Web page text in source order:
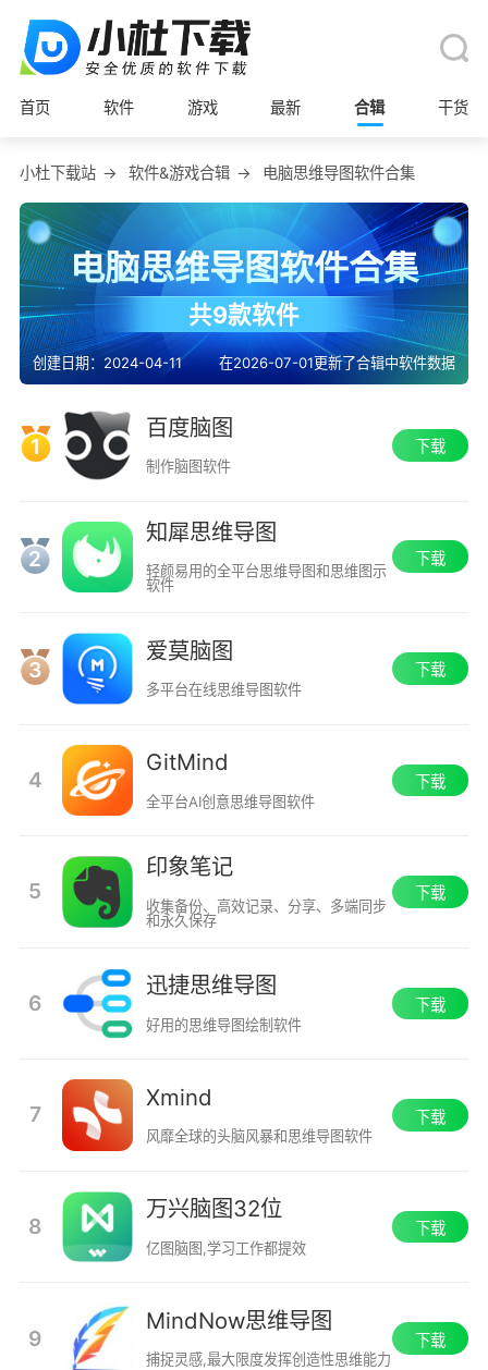
首页 软件 游戏 最新 合辑 干货
小杜下载站 → 软件&游戏合辑 → 电脑思维导图软件合集
电脑思维导图软件合集
共9款软件
创建日期：2024-04-11 在2026-07-01更新了合辑中软件数据
1
百度脑图
制作脑图软件
下载
2
知犀思维导图
轻颜易用的全平台思维导图和思维图示
软件
下载
3
爱莫脑图
多平台在线思维导图软件
下载
4
GitMind
全平台AI创意思维导图软件
下载
5
印象笔记
收集备份、高效记录、分享、多端同步
和永久保存
下载
6
迅捷思维导图
好用的思维导图绘制软件
下载
7
Xmind
风靡全球的头脑风暴和思维导图软件
下载
8
万兴脑图32位
亿图脑图,学习工作都提效
下载
9
MindNow思维导图
捕捉灵感,最大限度发挥创造性思维能力
下载